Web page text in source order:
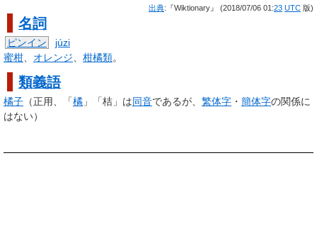
出典:『Wiktionary』 (2018/07/06 01:23 UTC 版)
名詞
ピンイン
júzi
蜜柑
オレンジ 柑橘類。
類義語
橘子 （正用、「橘 」「桔」は同音であるが、 繁体字 ・ 簡体字の関係に
はない）